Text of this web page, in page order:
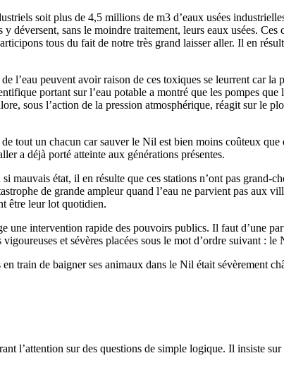
soit plus de 4,5 millions de m3 d’eaux usées
sans le moindre traitement, leurs eaux usées.
tous du fait de notre très grand laisser aller. Il en
l’eau peuvent avoir raison de ces toxiques se leurrent car
portant sur l’eau potable a montré que les pompes
sous l’action de la pression atmosphérique, réagit sur le
tout un chacun car sauver le Nil est bien moins coûteux
a déjà porté atteinte aux générations présentes.
mauvais état, il en résulte que ces stations n’ont pas
de grande ampleur quand l’eau ne parvient pas aux
être leur lot quotidien.
une intervention rapide des pouvoirs publics. Il faut d’une
et sévères placées sous le mot d’ordre suivant :
train de baigner ses animaux dans le Nil était sévèrement
l’attention sur des questions de simple logique. Il insiste